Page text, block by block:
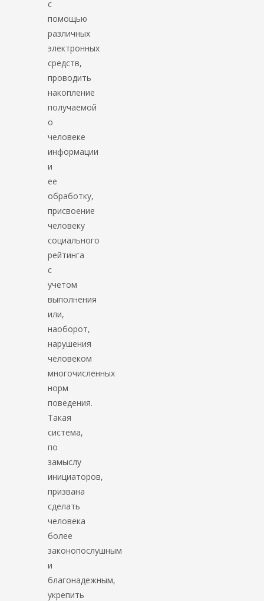
с
помощью
различных
электронных
средств,
проводить
накопление
получаемой
о
человеке
информации
и
ее
обработку,
присвоение
человеку
социального
рейтинга
с
учетом
выполнения
или,
наоборот,
нарушения
человеком
многочисленных
норм
поведения.
Такая
система,
по
замыслу
инициаторов,
призвана
сделать
человека
более
законопослушным
и
благонадежным,
укрепить